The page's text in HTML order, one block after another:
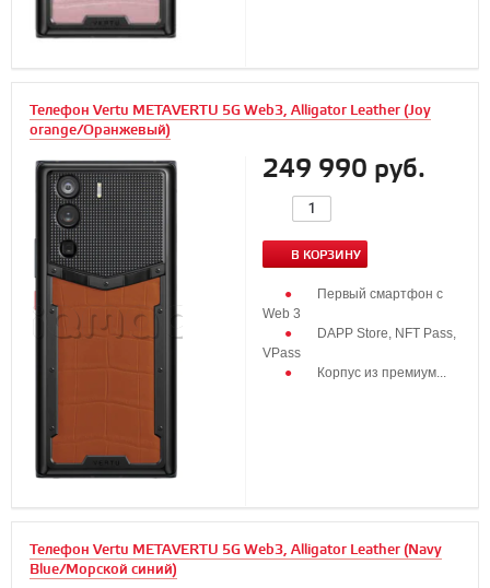
Телефон Vertu METAVERTU 5G Web3, Alligator Leather (Joy
orange/Оранжевый)
249 990 руб.
В КОРЗИНУ
Первый смартфон с
Web 3
DAPP Store, NFT Pass,
VPass
Корпус из премиум...
Телефон Vertu METAVERTU 5G Web3, Alligator Leather (Navy
Blue/Морской синий)